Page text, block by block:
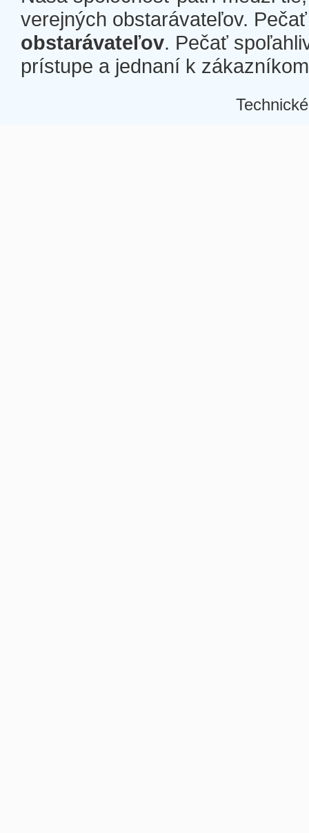
verejných obstarávateľov.
obstarávateľov. Pečať
prístupe a jednaní k